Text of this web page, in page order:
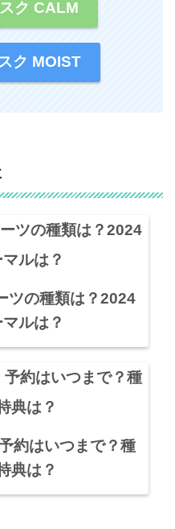
ク CALM
ク MOIST
ツの種類は？2024
ルは？
約はいつまで？種
典は？